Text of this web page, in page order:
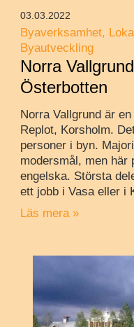
Byaverksamhet
Byautveckling
Norra
Österbotten
Norra Vallgrund är
Replot, Korsholm.
personer i byn.
modersmål, men här
engelska. Största
ett jobb i Vasa eller i
Läs mera »
03.03.2022